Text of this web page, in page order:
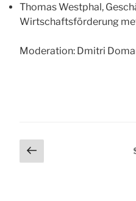
Thomas Westphal,
Wirtschaftsförderung
Moderation: Dmitri
der
Vorherige
Seite